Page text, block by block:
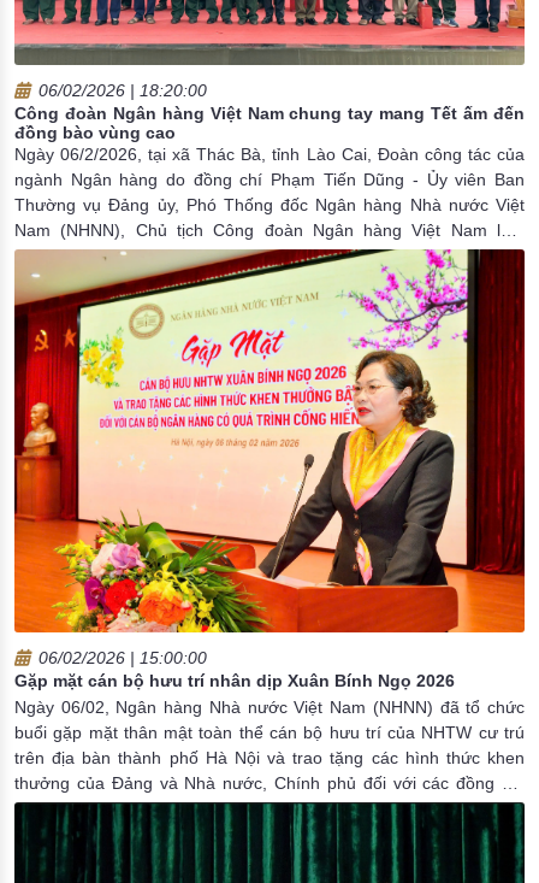
06/02/2026 | 18:20:00
Công đoàn Ngân hàng Việt Nam chung tay mang Tết ấm đến
đồng bào vùng cao
Ngày 06/2/2026, tại xã Thác Bà, tỉnh Lào Cai, Đoàn công tác của
ngành Ngân hàng do đồng chí Phạm Tiến Dũng - Ủy viên Ban
Thường vụ Đảng ủy, Phó Thống đốc Ngân hàng Nhà nước Việt
Nam (NHNN), Chủ tịch Công đoàn Ngân hàng Việt Nam làm
Trưởng đoàn đã phối hợp với chính quyền địa phương tổ chức
Chương trình thăm hỏi, tặng quà các gia đình chính sách, người
có công, hộ nghèo và trao an sinh xã hội tại tỉnh Lào Cai.
06/02/2026 | 15:00:00
Gặp mặt cán bộ hưu trí nhân dịp Xuân Bính Ngọ 2026
Ngày 06/02, Ngân hàng Nhà nước Việt Nam (NHNN) đã tổ chức
buổi gặp mặt thân mật toàn thể cán bộ hưu trí của NHTW cư trú
trên địa bàn thành phố Hà Nội và trao tặng các hình thức khen
thưởng của Đảng và Nhà nước, Chính phủ đối với các đồng chí
nguyên lãnh đạo NHNN, lãnh đạo các Vụ, Cục qua các thời kỳ đã
có những đóng góp lâu dài đối với ngành Ngân hàng.